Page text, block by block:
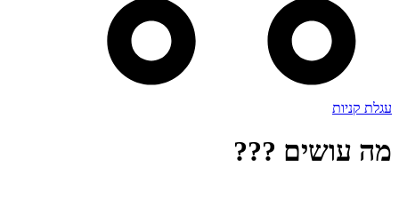
עגלת קניות
מה עושים ???